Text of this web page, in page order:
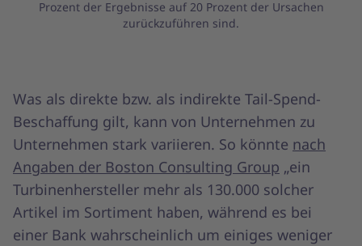
Prozent der Ergebnisse auf 20 Prozent der Ursachen
zurückzuführen sind.
Was als direkte bzw. als indirekte Tail-Spend-
Beschaffung gilt, kann von Unternehmen zu
Unternehmen stark variieren. So könnte nach
Angaben der Boston Consulting Group „ein
Turbinenhersteller mehr als 130.000 solcher
Artikel im Sortiment haben, während es bei
einer Bank wahrscheinlich um einiges weniger